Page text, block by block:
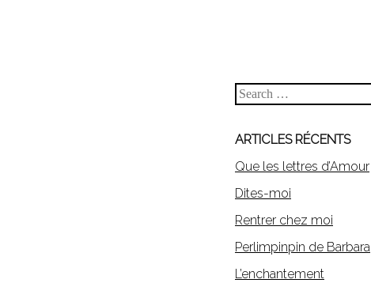
Search
ARTICLES RÉCENTS
Que les lettres d’Amour
Dites-moi
Rentrer chez moi
Perlimpinpin de Barbara
L’enchantement